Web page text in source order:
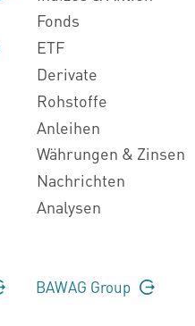
Fonds
ETF
Derivate
Rohstoffe
Anleihen
Währungen & Zinsen
Nachrichten
Analysen
BAWAG Group